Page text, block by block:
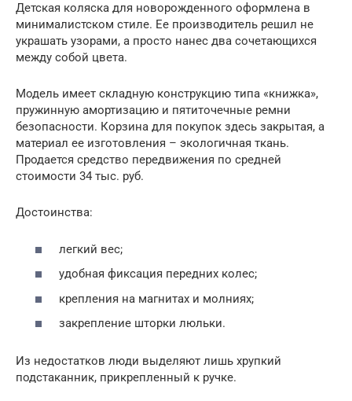
Детская коляска для новорожденного оформлена в
минималистском стиле. Ее производитель решил не
украшать узорами, а просто нанес два сочетающихся
между собой цвета.
Модель имеет складную конструкцию типа «книжка»,
пружинную амортизацию и пятиточечные ремни
безопасности. Корзина для покупок здесь закрытая, а
материал ее изготовления – экологичная ткань.
Продается средство передвижения по средней
стоимости 34 тыс. руб.
Достоинства:
легкий вес;
удобная фиксация передних колес;
крепления на магнитах и молниях;
закрепление шторки люльки.
Из недостатков люди выделяют лишь хрупкий
подстаканник, прикрепленный к ручке.